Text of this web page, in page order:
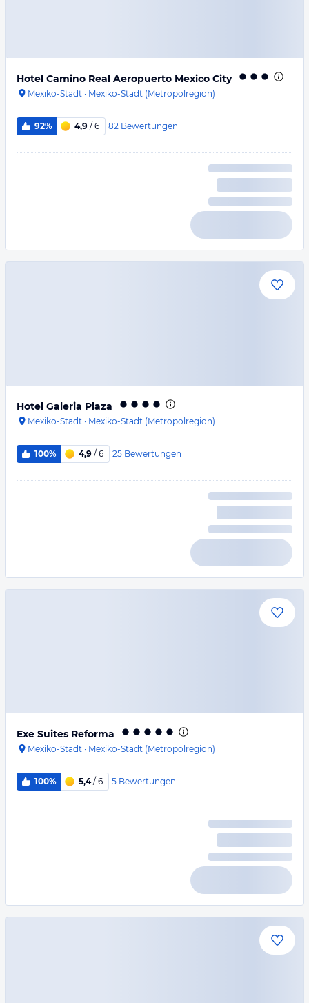
Hotel Camino Real Aeropuerto Mexico City
Mexiko-Stadt · Mexiko-Stadt (Metropolregion)
92% 4,9 / 6 82 Bewertungen
Hotel Galeria Plaza
Mexiko-Stadt · Mexiko-Stadt (Metropolregion)
100% 4,9 / 6 25 Bewertungen
Exe Suites Reforma
Mexiko-Stadt · Mexiko-Stadt (Metropolregion)
100% 5,4/ 6 5 Bewertungen